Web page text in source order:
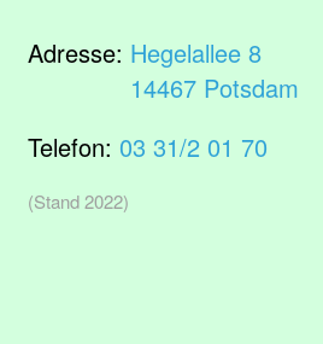
Adresse: Hegelallee 8
14467 Potsdam
Telefon: 03 31/2 01 70
(Stand 2022)